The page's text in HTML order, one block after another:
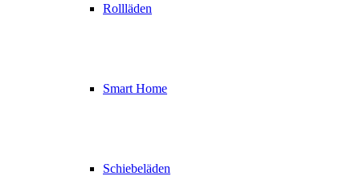
Rollläden
Smart Home
Schiebeläden